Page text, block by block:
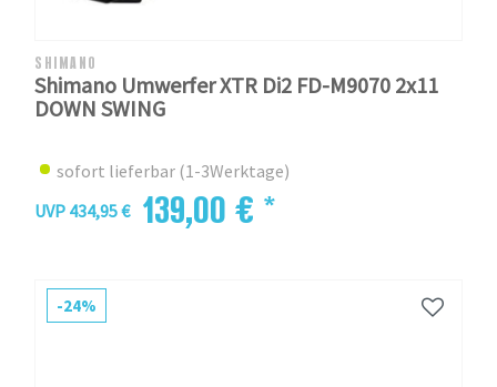
SHIMANO
Shimano Umwerfer XTR Di2 FD-M9070 2x11
DOWN SWING
sofort lieferbar (1-3Werktage)
UVP 434,95 € 139,00 € *
-24%